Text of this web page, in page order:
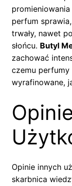
perfum
trwały, nawet
słońcu. Butyl
zachować
czemu perfumy
wyrafinowane,
Opinie innych
skarbnica